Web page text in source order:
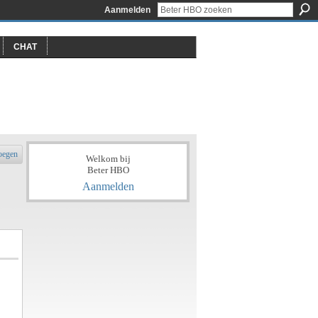
Aanmelden
CHAT
Welkom bij
Beter HBO
Aanmelden